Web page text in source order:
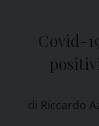
Covid-
di Riccardo